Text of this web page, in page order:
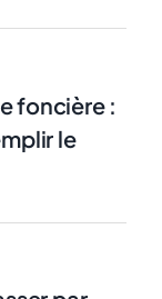
foncière :
le